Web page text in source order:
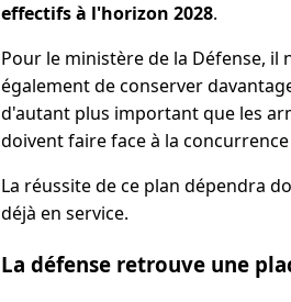
effectifs à l'horizon 2028.
Pour le ministère de la Défense,
également de conserver
d'autant plus important que les
doivent faire face à la
La réussite de ce plan dépendra
déjà en service.
La défense retrouve une